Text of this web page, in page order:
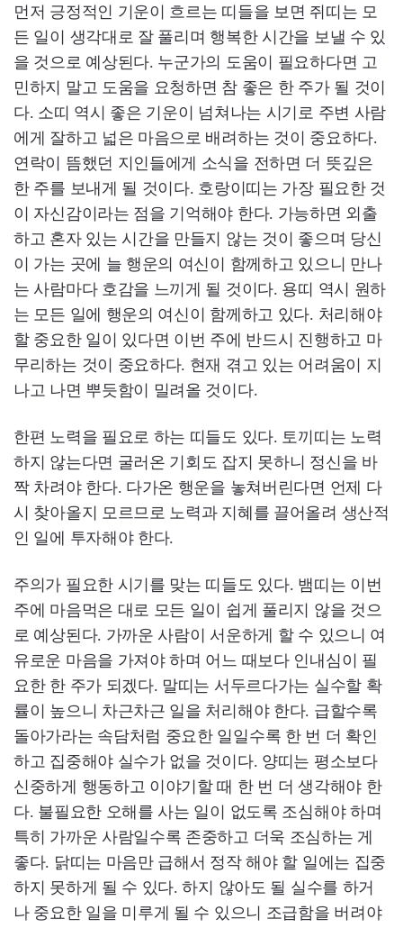
먼저 긍정적인 기운이 흐르는 띠들을 보면 쥐띠는 모
든 일이 생각대로 잘 풀리며 행복한 시간을 보낼 수 있
을 것으로 예상된다. 누군가의 도움이 필요하다면 고
민하지 말고 도움을 요청하면 참 좋은 한 주가 될 것이
다. 소띠 역시 좋은 기운이 넘쳐나는 시기로 주변 사람
에게 잘하고 넓은 마음으로 배려하는 것이 중요하다.
연락이 뜸했던 지인들에게 소식을 전하면 더 뜻깊은
한 주를 보내게 될 것이다. 호랑이띠는 가장 필요한 것
이 자신감이라는 점을 기억해야 한다. 가능하면 외출
하고 혼자 있는 시간을 만들지 않는 것이 좋으며 당신
이 가는 곳에 늘 행운의 여신이 함께하고 있으니 만나
는 사람마다 호감을 느끼게 될 것이다. 용띠 역시 원하
는 모든 일에 행운의 여신이 함께하고 있다. 처리해야
할 중요한 일이 있다면 이번 주에 반드시 진행하고 마
무리하는 것이 중요하다. 현재 겪고 있는 어려움이 지
나고 나면 뿌듯함이 밀려올 것이다.
한편 노력을 필요로 하는 띠들도 있다. 토끼띠는 노력
하지 않는다면 굴러온 기회도 잡지 못하니 정신을 바
짝 차려야 한다. 다가온 행운을 놓쳐버린다면 언제 다
시 찾아올지 모르므로 노력과 지혜를 끌어올려 생산적
인 일에 투자해야 한다.
주의가 필요한 시기를 맞는 띠들도 있다. 뱀띠는 이번
주에 마음먹은 대로 모든 일이 쉽게 풀리지 않을 것으
로 예상된다. 가까운 사람이 서운하게 할 수 있으니 여
유로운 마음을 가져야 하며 어느 때보다 인내심이 필
요한 한 주가 되겠다. 말띠는 서두르다가는 실수할 확
률이 높으니 차근차근 일을 처리해야 한다. 급할수록
돌아가라는 속담처럼 중요한 일일수록 한 번 더 확인
하고 집중해야 실수가 없을 것이다. 양띠는 평소보다
신중하게 행동하고 이야기할 때 한 번 더 생각해야 한
다. 불필요한 오해를 사는 일이 없도록 조심해야 하며
특히 가까운 사람일수록 존중하고 더욱 조심하는 게
좋다. 닭띠는 마음만 급해서 정작 해야 할 일에는 집중
하지 못하게 될 수 있다. 하지 않아도 될 실수를 하거
나 중요한 일을 미루게 될 수 있으니 조급함을 버려야